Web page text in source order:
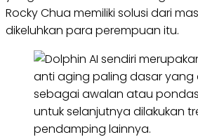
Rocky Chua memiliki solusi dari
dikeluhkan para perempuan itu.